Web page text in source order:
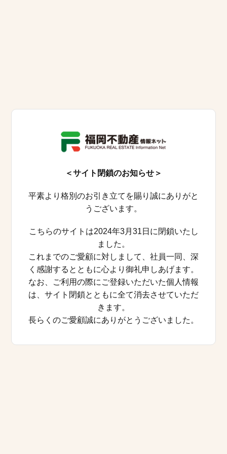
＜サイト閉鎖のお知らせ＞
平素より格別のお引き立てを賜り誠にありがと
うございます。
こちらのサイトは2024年3月31日に閉鎖いたし
ました。
これまでのご愛顧に対しまして、社員一同、深
く感謝するとともに心より御礼申しあげます。
なお、ご利用の際にご登録いただいた個人情報
は、サイト閉鎖とともに全て消去させていただ
きます。
長らくのご愛顧誠にありがとうございました。